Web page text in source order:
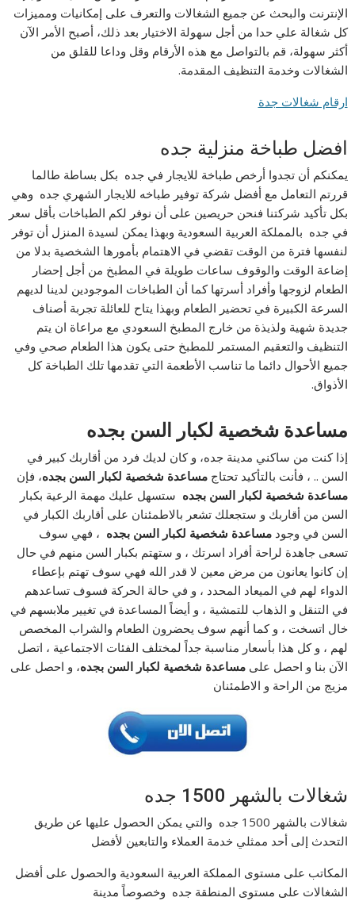
الإنترنت والبحث عن جميع الشغالات والتعرف على إمكانيات ومميزات
كل شغالة علي حدا من أجل سهولة الاختيار بعد ذلك، أصبح الأمر الآن
أكثر سهولة، قم بالتواصل مع هذه الأرقام وقل وداعا للقلق من
الشغالات وخدمة التنظيف المقدمة.
ارقام شغالات جدة
افضل طباخة منزلية جده
يمكنكم أن تجدوا أرخص طباخة للايجار في جده بكل بساطة طالما
قررتم التعامل مع أفضل شركة توفير طباخه للايجار الشهري جده وهي
بكل تأكيد شركتنا فنحن حريصين على أن نوفر لكم الطباخات بأقل سعر
في جده بالمملكة العربية السعودية وبهذا يمكن لسيدة المنزل أن توفر
لنفسها فترة من الوقت تقضي في الاهتمام بأمورها الشخصية بدلا من
إضاعة الوقت والوقوف ساعات طويلة في المطبخ من أجل إحضار
الطعام لزوجها وأفراد أسرتها كما أن الطباخات الموجودين لدينا لديهم
السرعة الكبيرة في تحضير الطعام وبهذا يتاح للعائلة تجربة أصناف
جديدة شهية ولذيذة من خارج المطبخ السعودي مع مراعاة ان يتم
التنظيف والتعقيم المستمر للمطبخ حتى يكون هذا الطعام صحي وفي
جميع الأحوال دائما ما تناسب الأطعمة التي تقدمها تلك الطباخة كل
الأذواق.
مساعدة شخصية لكبار السن بجده
إذا كنت من ساكني مدينة جده، و كان لديك فرد من أقاربك كبير في
السن .. ، فأنت بالتأكيد تحتاجمساعدة شخصية لكبار السن بجده، فإن
مساعدة شخصية لكبار السن بجده ستسهل عليك مهمة الرعية بكبار
السن من أقاربك و ستجعلك تشعر بالاطمئنان على أقاربك الكبار في
السن في وجودمساعدة شخصية لكبار السن بجده ، فهي سوف
تسعى جاهدة لراحة أفراد اسرتك ، و ستهتم بكبار السن منهم في حال
إن كانوا يعانون من مرض معين لا قدر الله فهي سوف تهتم بإعطاء
الدواء لهم في الميعاد المحدد ، و في حالة الحركة فسوف تساعدهم
في التنقل و الذهاب للتمشية ، و أيضاً المساعدة في تغيير ملابسهم في
خال اتسخت ، و كما أنهم سوف يحضرون الطعام والشراب المخصص
لهم ، و كل هذا بأسعار مناسبة جداً لمختلف الفئات الاجتماعية ، اتصل
الآن بنا و احصل علىمساعدة شخصية لكبار السن بجده، و احصل على
مزيج من الراحة و الاطمئنان
شغالات بالشهر 1500 جده
شغالات بالشهر 1500 جده والتي يمكن الحصول عليها عن طريق
التحدث إلى أحد ممثلي خدمة العملاء والتابعين لأفضل
المكاتب على مستوى المملكة العربية السعودية والحصول على أفضل
الشغالات على مستوى المنطقة جده وخصوصاً مدينة